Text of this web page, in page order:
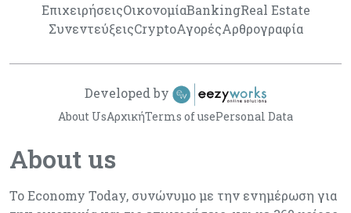
ΕπιχειρήσειςΟικονομίαBankingReal Estate
ΣυνεντεύξειςCryptoΑγορέςΑρθρογραφία
About us
Το Economy Today, συνώνυμο με την ενημέρωση για
About UsΑρχικήTerms of usePersonal Data
Developed by